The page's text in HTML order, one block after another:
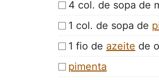
4 col. de sopa de
1 col. de sopa de
1 fio de azeite de
pimenta